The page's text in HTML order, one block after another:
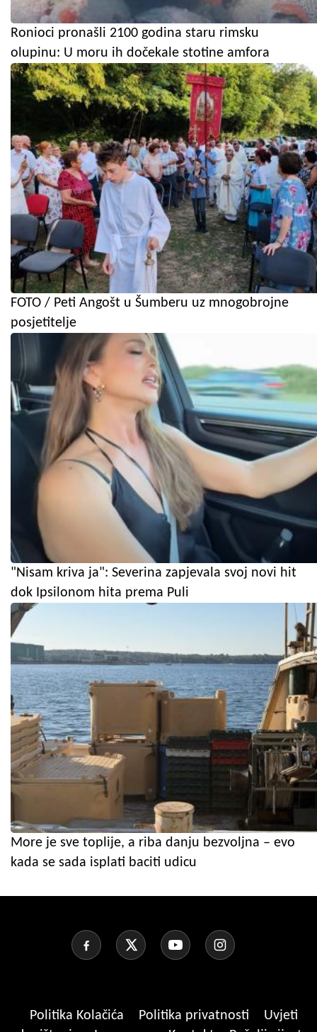
Ronioci pronašli 2100 godina staru rimsku
olupinu: U moru ih dočekale stotine amfora
FOTO / Peti Angošt u Šumberu uz mnogobrojne
posjetitelje
"Nisam kriva ja": Severina zapjevala svoj novi hit
dok Ipsilonom hita prema Puli
More je sve toplije, a riba danju bezvoljna – evo
kada se sada isplati baciti udicu
Politika Kolačića Politika privatnosti
Uvjeti